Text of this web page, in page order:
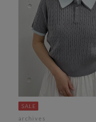
archives